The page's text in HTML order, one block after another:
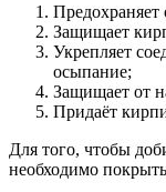
Предохраняет
Защищает
Укрепляет
осыпание;
Защищает от
Придаёт
Для того, чтобы
необходимо